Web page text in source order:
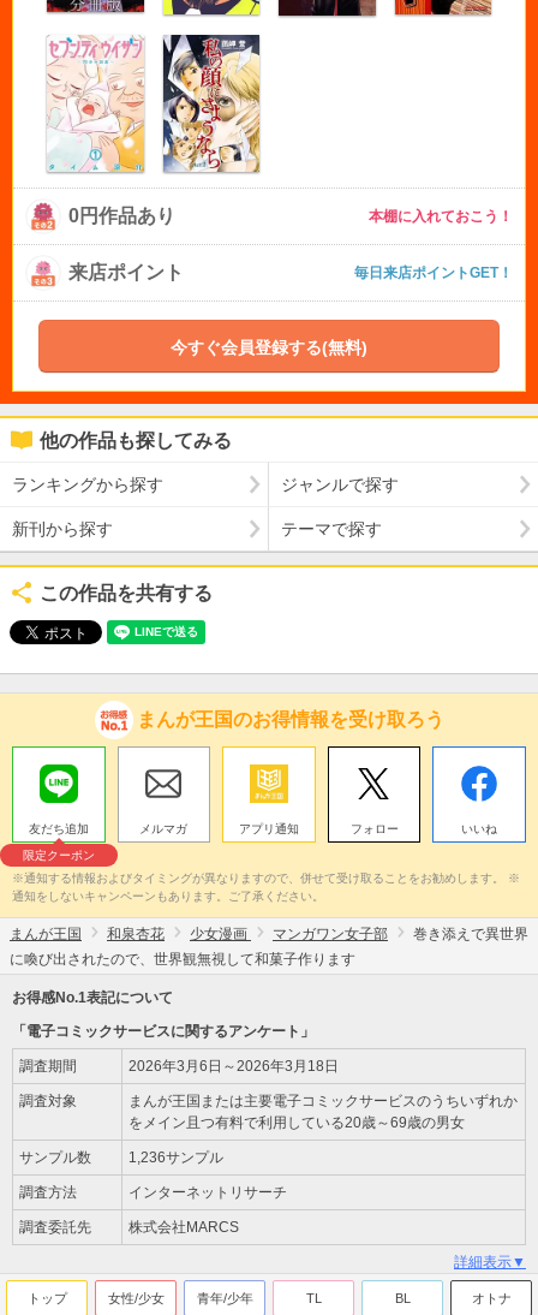
0円作品あり 本棚に入れておこう！
来店ポイント 毎日来店ポイントGET！
今すぐ会員登録する(無料)
他の作品も探してみる
ランキングから探す ジャンルで探す
新刊から探す テーマで探す
この作品を共有する
まんが王国のお得情報を受け取ろう
友だち追加
限定クーポン
メルマガ アプリ通知 フォロー いいね
※通知する情報およびタイミングが異なりますので、併せて受け取ることをお勧めします。 ※
通知をしないキャンペーンもあります。ご了承ください。
まんが王国 和泉杏花 少女漫画 マンガワン女子部
巻き添えで異世界
に喚び出されたので、世界観無視して和菓子作ります
お得感No.1表記について
「電子コミックサービスに関するアンケート」
調査期間 2026年3月6日～2026年3月18日
調査対象
まんが王国または主要電子コミックサービスのうちいずれか
をメイン且つ有料で利用している20歳～69歳の男女
サンプル数 1,236サンプル
調査方法 インターネットリサーチ
調査委託先 株式会社MARCS
詳細表示▼
トップ 女性/少女 青年/少年 TL BL オトナ